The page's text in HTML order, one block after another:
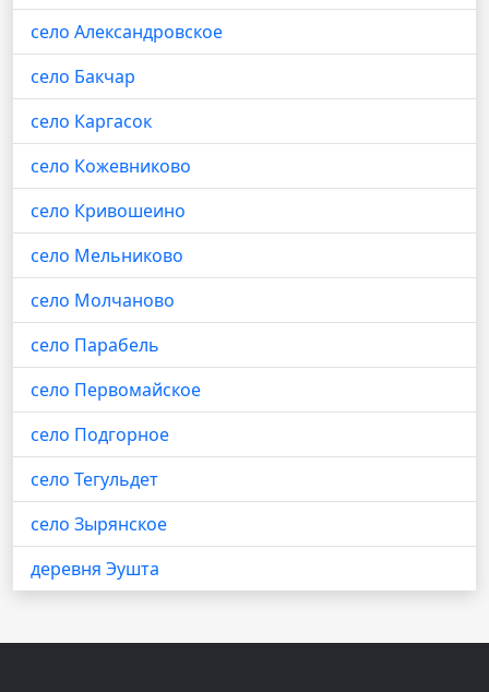
село Александровское
село Бакчар
село Каргасок
село Кожевниково
село Кривошеино
село Мельниково
село Молчаново
село Парабель
село Первомайское
село Подгорное
село Тегульдет
село Зырянское
деревня Эушта